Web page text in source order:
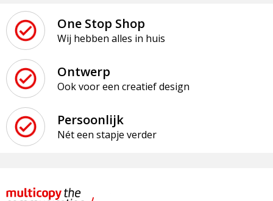
One Stop Shop
Wij hebben alles in huis
Ontwerp
Ook voor een creatief design
Persoonlijk
Nét een stapje verder